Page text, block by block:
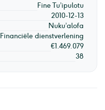
Fine Tu’ipulotu
2010-12-13
Nuku’alofa
Financiële dienstverlening
€1.469.079
38